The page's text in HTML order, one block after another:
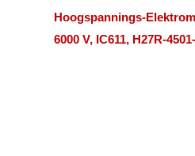
Hoogspannings-
6000 V, IC611, H27R-